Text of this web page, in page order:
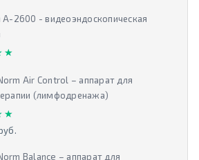
А-2600 - видеоэндоскопическая
Air Control – аппарат для
(лимфодренажа)
Balance – аппарат для